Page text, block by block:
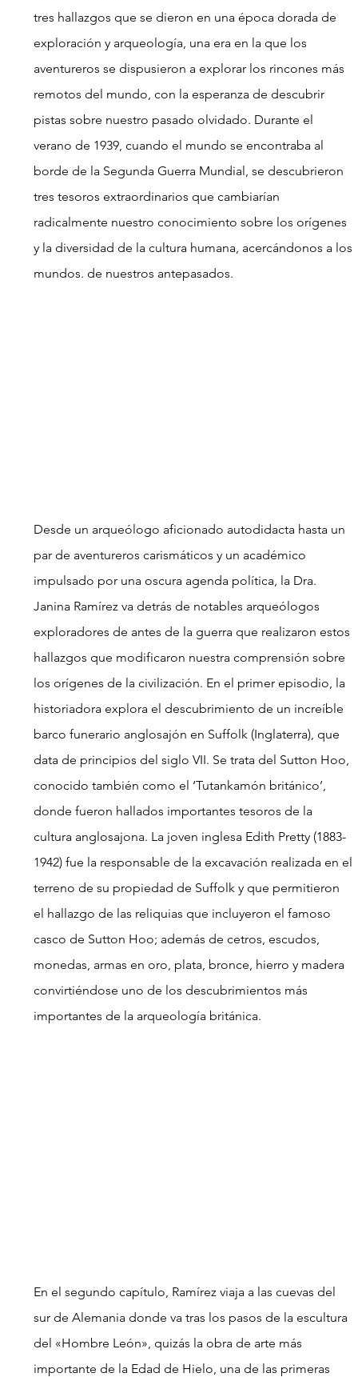
tres hallazgos que se dieron en una época dorada de
exploración y arqueología, una era en la que los
aventureros se dispusieron a explorar los rincones más
remotos del mundo, con la esperanza de descubrir
pistas sobre nuestro pasado olvidado. Durante el
verano de 1939, cuando el mundo se encontraba al
borde de la Segunda Guerra Mundial, se descubrieron
tres tesoros extraordinarios que cambiarían
radicalmente nuestro conocimiento sobre los orígenes
y la diversidad de la cultura humana, acercándonos a los
mundos. de nuestros antepasados.
Desde un arqueólogo aficionado autodidacta hasta un
par de aventureros carismáticos y un académico
impulsado por una oscura agenda política, la Dra.
Janina Ramírez va detrás de notables arqueólogos
exploradores de antes de la guerra que realizaron estos
hallazgos que modificaron nuestra comprensión sobre
los orígenes de la civilización. En el primer episodio, la
historiadora explora el descubrimiento de un increíble
barco funerario anglosajón en Suffolk (Inglaterra), que
data de principios del siglo VII. Se trata del Sutton Hoo,
conocido también como el ‘Tutankamón británico’,
donde fueron hallados importantes tesoros de la
cultura anglosajona. La joven inglesa Edith Pretty (1883-
1942) fue la responsable de la excavación realizada en el
terreno de su propiedad de Suffolk y que permitieron
el hallazgo de las reliquias que incluyeron el famoso
casco de Sutton Hoo; además de cetros, escudos,
monedas, armas en oro, plata, bronce, hierro y madera
convirtiéndose uno de los descubrimientos más
importantes de la arqueología británica.
En el segundo capítulo, Ramírez viaja a las cuevas del
sur de Alemania donde va tras los pasos de la escultura
del «Hombre León», quizás la obra de arte más
importante de la Edad de Hielo, una de las primeras